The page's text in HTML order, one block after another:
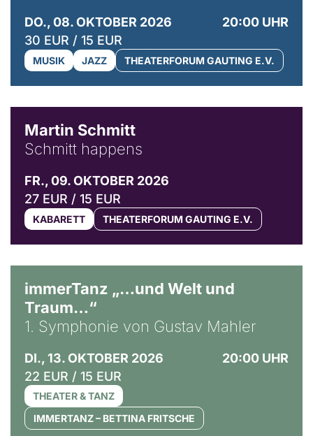
DO., 08. OKTOBER 2026
20:00 UHR
30 EUR / 15 EUR
MUSIK JAZZ THEATERFORUM GAUTING E.V.
Martin Schmitt
Schmitt happens
FR., 09. OKTOBER 2026
27 EUR / 15 EUR
KABARETT THEATERFORUM GAUTING E.V.
immerTanz „…und Welt und
Traum…“
1. Symphonie von Gustav Mahler
DI., 13. OKTOBER 2026
20:00 UHR
22 EUR / 15 EUR
THEATER & TANZ
IMMERTANZ – BETTINA FRITSCHE